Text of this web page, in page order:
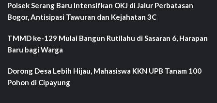
Polsek Serang Baru Intensifkan OKJ di Jalur Perbatasan
Bogor, Antisipasi Tawuran dan Kejahatan 3C
TMMD ke-129 Mulai Bangun Rutilahu di Sasaran 6, Harapan
Baru bagi Warga
Dorong Desa Lebih Hijau, Mahasiswa KKN UPB Tanam 100
Pohon di Cipayung